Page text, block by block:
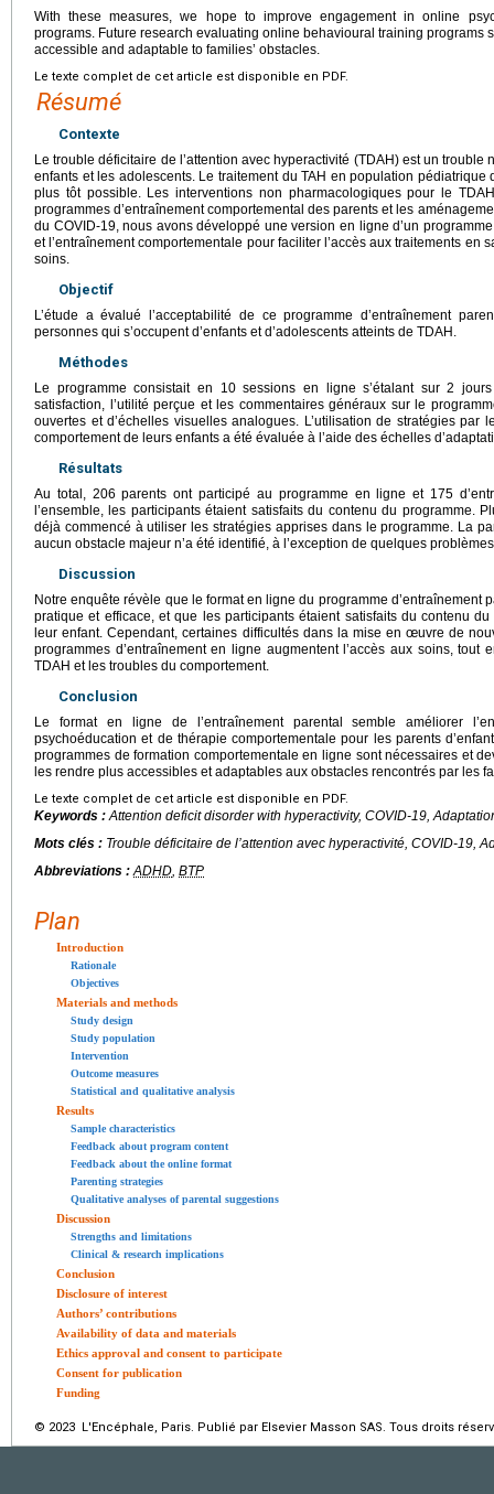
With these measures, we hope to improve engagement in online
programs. Future research evaluating online behavioural training programs
accessible and adaptable to families’ obstacles.
Le texte complet de cet article est disponible en PDF.
Résumé
Contexte
Le trouble déficitaire de l’attention avec hyperactivité (TDAH) est un
enfants et les adolescents. Le traitement du TAH en population
plus tôt possible. Les interventions non pharmacologiques pour le
programmes d’entraînement comportemental des parents et les
du COVID-19, nous avons développé une version en ligne d’un
et l’entraînement comportementale pour faciliter l’accès aux traitements en
soins.
Objectif
L’étude a évalué l’acceptabilité de ce programme d’entraînement
personnes qui s’occupent d’enfants et d’adolescents atteints de TDAH.
Méthodes
Le programme consistait en 10 sessions en ligne s’étalant sur 2
satisfaction, l’utilité perçue et les commentaires généraux sur le
ouvertes et d’échelles visuelles analogues. L’utilisation de stratégies par
comportement de leurs enfants a été évaluée à l’aide des échelles
Résultats
Au total, 206 parents ont participé au programme en ligne et 175
l’ensemble, les participants étaient satisfaits du contenu du programme.
déjà commencé à utiliser les stratégies apprises dans le programme. La
aucun obstacle majeur n’a été identifié, à l’exception de quelques
Discussion
Notre enquête révèle que le format en ligne du programme d’entraînement
pratique et efficace, et que les participants étaient satisfaits du contenu
leur enfant. Cependant, certaines difficultés dans la mise en œuvre de
programmes d’entraînement en ligne augmentent l’accès aux soins, tout
TDAH et les troubles du comportement.
Conclusion
Le format en ligne de l’entraînement parental semble améliorer
psychoéducation et de thérapie comportementale pour les parents
programmes de formation comportementale en ligne sont nécessaires et
les rendre plus accessibles et adaptables aux obstacles rencontrés par les
Le texte complet de cet article est disponible en PDF.
Keywords :Attention deficit disorder with hyperactivity, COVID-19,
Mots clés : Trouble déficitaire de l’attention avec hyperactivité, COVID-19,
Abbreviations :ADHD, BTP
Plan
Introduction
Rationale
Objectives
Materials and methods
Study design
Study population
Intervention
Outcome measures
Statistical and qualitative analysis
Results
Sample characteristics
Feedback about program content
Feedback about the online format
Parenting strategies
Qualitative analyses of parental suggestions
Discussion
Strengths and limitations
Clinical & research implications
Conclusion
Disclosure of interest
Authors’ contributions
Availability of data and materials
Ethics approval and consent to participate
Consent for publication
Funding
© 2023 L'Encéphale, Paris. Publié par Elsevier Masson SAS. Tous droits